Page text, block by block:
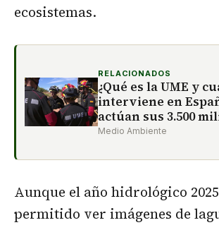
ecosistemas.
RELACIONADOS
¿Qué es la UME y
interviene en
actúan sus 3.500
Medio Ambiente
Aunque el año hidrológico
permitido ver imágenes de